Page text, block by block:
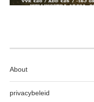
About
privacybeleid